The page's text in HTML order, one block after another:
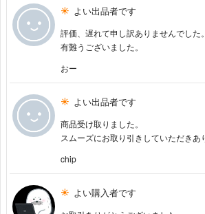
よい出品者です
評価、遅れて申し訳ありませんでした。
有難うございました。
おー
よい出品者です
商品受け取りました。
スムーズにお取り引きしていただきあ
chip
よい購入者です